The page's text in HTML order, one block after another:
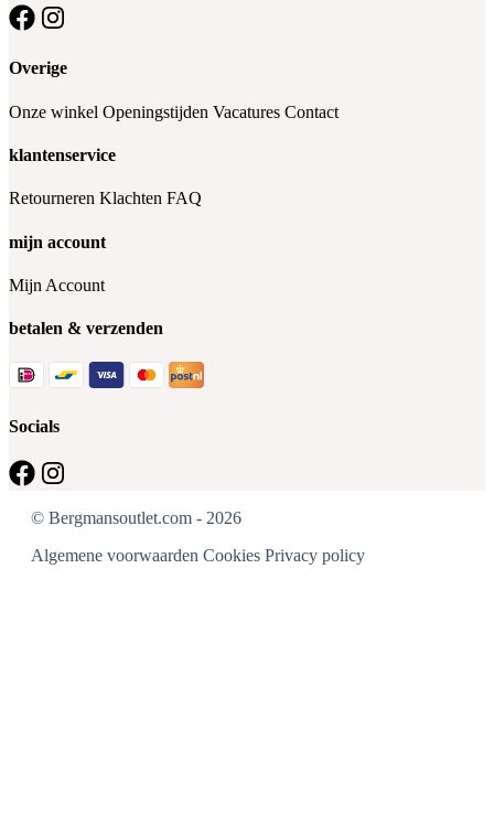
Overige
Onze winkel Openingstijden Vacatures Contact
klantenservice
Retourneren Klachten FAQ
mijn account
Mijn Account
betalen & verzenden
Socials
© Bergmansoutlet.com - 2026
Algemene voorwaarden Cookies Privacy policy